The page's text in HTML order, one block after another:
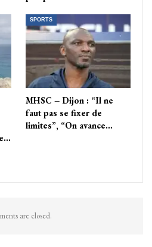
SPORTS
MHSC – Dijon : “Il ne
faut pas se fixer de
limites”, “On avance…
are closed.